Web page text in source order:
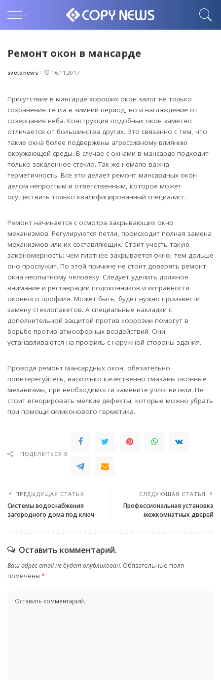
Ремонт окон в мансарде
Posted
svetonews 16.11.2017
Присутствие в мансарде хороших окон залог не только
сохранения тепла в зимний период, но и наслаждение от
созерцания неба. Конструкция подобных окон заметно
отличается от большинства других. Это связанно с тем, что
такие окна более подвержены агрессивному влиянию
окружающей среды. В случае с окнами в мансарде подходит
только закаленное стекло. Так же немало важна
герметичность. Все это делает ремонт мансардных окон
делом непростым и ответственным, которое может
осуществить только квалифицированный специалист.
Ремонт начинается с осмотра закрывающих окно
механизмов. Регулируются петли, происходит полная замена
механизмов или их составляющих. Стоит учесть такую
закономерность: чем плотнее закрывается окно, тем дольше
оно прослужит. По этой причине не стоит доверять ремонт
окна неопытному человеку. Следует уделить должное
внимание и реставрации подоконников и исправности
оконного профиля. Может быть, будет нужно произвести
замену стеклопакетов. А специальные накладки с
дополнительной защитой против коррозии помогут в
борьбе против атмосферных воздействий. Они
устанавливаются на профиль с наружной стороны здания.
Проводя ремонт мансардных окон, обязательно
поинтересуйтесь, насколько качественно смазаны оконные
механизмы, при необходимости замените уплотнители. Не
стоит игнорировать мелкие дефекты, которые можно убрать
при помощи силиконового герметика.
ПОДЕЛИТЬСЯ В
ПРЕДЫДУЩАЯ СТАТЬЯ
Системы водоснабжения
загородного дома под ключ
СЛЕДУЮЩАЯ СТАТЬЯ
Профессиональная установка
межкомнатных дверей
Оставить комментарий.
Ваш адрес email не будет опубликован. Обязательные поля
помечены *